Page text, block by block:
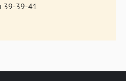
39-39-41